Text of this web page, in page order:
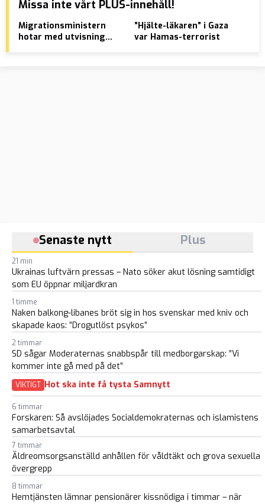
Missa inte vårt PLUS-innehåll!
Migrationsministern
hotar med utvisning
”Hjälte-läkaren” i Gaza
var Hamas-terrorist
Senaste nytt Plus
21 min
Ukrainas luftvärn pressas – Nato söker akut lösning samtidigt
som EU öppnar miljardkran
1 timme
Naken balkong-libanes bröt sig in hos svenskar med kniv och
skapade kaos: ”Drogutlöst psykos”
2 timmar
SD sågar Moderaternas snabbspår till medborgarskap: ”Vi
kommer inte gå med på det”
VIKTIGT Hot ska inte få tysta Samnytt
6 timmar
Forskaren: Så avslöjades Socialdemokraternas och islamistens
samarbetsavtal
7 timmar
Äldreomsorgsanställd anhållen för våldtäkt och grova sexuella
övergrepp
8 timmar
Hemtjänsten lämnar pensionärer kissnödiga i timmar – när